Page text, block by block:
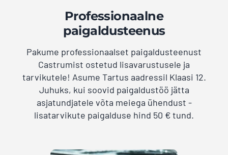
Professionaalne
paigaldusteenus
Pakume professionaalset paigaldusteenust
Castrumist ostetud lisavarustusele ja
tarvikutele! Asume Tartus aadressil Klaasi 12.
Juhuks, kui soovid paigaldustöö jätta
asjatundjatele võta meiega ühendust -
lisatarvikute paigalduse hind 50 € tund.